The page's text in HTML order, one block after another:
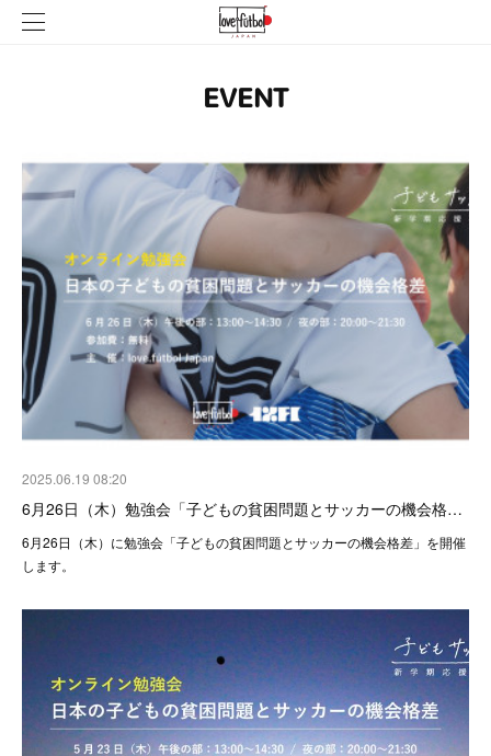
EVENT
2025.06.19 08:20
6月26日（木）勉強会「子どもの貧困問題とサッカーの機会格…
6月26日（木）に勉強会「子どもの貧困問題とサッカーの機会格差」を開催
します。